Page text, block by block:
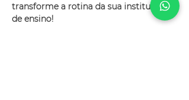
transforme a rotina da sua instituição
de ensino!